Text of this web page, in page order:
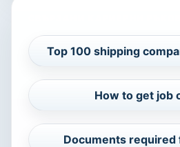
Top 100 shipping
How to get job
Documents required